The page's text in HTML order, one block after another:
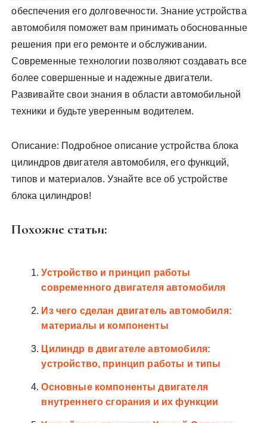
обеспечения его долговечности. Знание устройства
автомобиля поможет вам принимать обоснованные
решения при его ремонте и обслуживании.
Современные технологии позволяют создавать все
более совершенные и надежные двигатели.
Развивайте свои знания в области автомобильной
техники и будьте уверенным водителем.
Описание: Подробное описание устройства блока
цилиндров двигателя автомобиля, его функций,
типов и материалов. Узнайте все об устройстве
блока цилиндров!
Похожие статьи:
Устройство и принцип работы
современного двигателя автомобиля
Из чего сделан двигатель автомобиля:
материалы и компоненты
Цилиндр в двигателе автомобиля:
устройство, принцип работы и типы
Основные компоненты двигателя
внутреннего сгорания и их функции